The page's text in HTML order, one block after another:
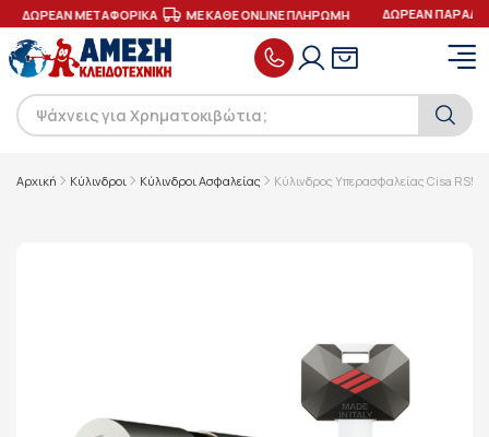
ΔΩΡΕΑΝ ΜΕΤΑΦΟΡΙΚΑ ΜΕ ΚΑΘΕ ONLINE ΠΛΗΡΩΜΗ ΔΩΡΕΑΝ
Αρχική Κύλινδροι Κύλινδροι Ασφαλείας Κύλινδρος Υπερασφαλείας Cisa RS5